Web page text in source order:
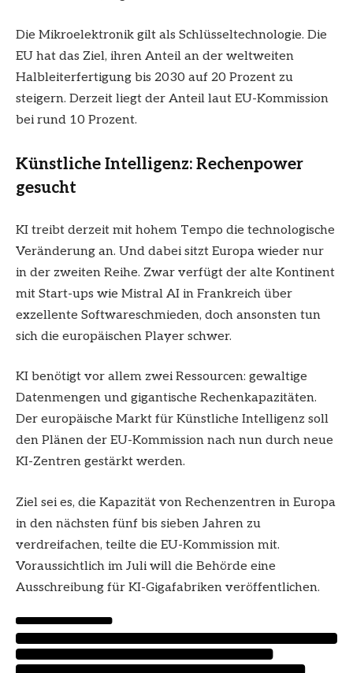
Die Mikroelektronik gilt als Schlüsseltechnologie. Die
EU hat das Ziel, ihren Anteil an der weltweiten
Halbleiterfertigung bis 2030 auf 20 Prozent zu
steigern. Derzeit liegt der Anteil laut EU-Kommission
bei rund 10 Prozent.
Künstliche Intelligenz: Rechenpower
gesucht
KI treibt derzeit mit hohem Tempo die technologische
Veränderung an. Und dabei sitzt Europa wieder nur
in der zweiten Reihe. Zwar verfügt der alte Kontinent
mit Start-ups wie Mistral AI in Frankreich über
exzellente Softwareschmieden, doch ansonsten tun
sich die europäischen Player schwer.
KI benötigt vor allem zwei Ressourcen: gewaltige
Datenmengen und gigantische Rechenkapazitäten.
Der europäische Markt für Künstliche Intelligenz soll
den Plänen der EU-Kommission nach nun durch neue
KI-Zentren gestärkt werden.
Ziel sei es, die Kapazität von Rechenzentren in Europa
in den nächsten fünf bis sieben Jahren zu
verdreifachen, teilte die EU-Kommission mit.
Voraussichtlich im Juli will die Behörde eine
Ausschreibung für KI-Gigafabriken veröffentlichen.